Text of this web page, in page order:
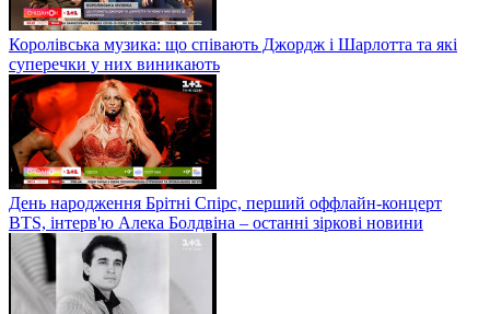
Королівська музика: що співають Джордж і Шарлотта та які
суперечки у них виникають
День народження Брітні Спірс, перший оффлайн-концерт
BTS, інтерв'ю Алека Болдвіна – останні зіркові новини